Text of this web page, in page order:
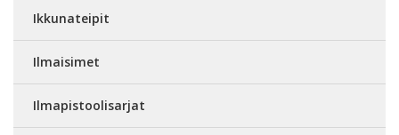
Ikkunateipit
Ilmaisimet
Ilmapistoolisarjat